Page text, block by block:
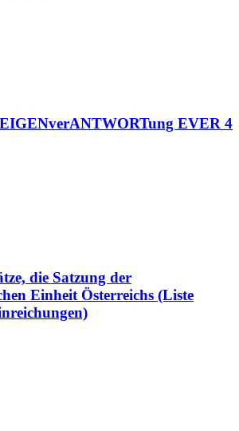
EVER 4
die Satzung der
Einheit Österreichs (Liste